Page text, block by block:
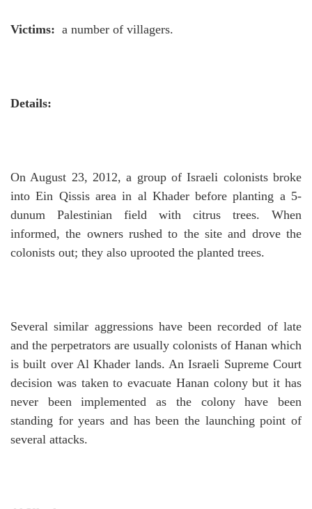
Victims: a number of villagers.
Details:
On August 23, 2012, a group of Israeli colonists broke
into Ein Qissis area in al Khader before planting a 5-
dunum Palestinian field with citrus trees. When
informed, the owners rushed to the site and drove the
colonists out; they also uprooted the planted trees.
Several similar aggressions have been recorded of late
and the perpetrators are usually colonists of Hanan which
is built over Al Khader lands. An Israeli Supreme Court
decision was taken to evacuate Hanan colony but it has
never been implemented as the colony have been
standing for years and has been the launching point of
several attacks.